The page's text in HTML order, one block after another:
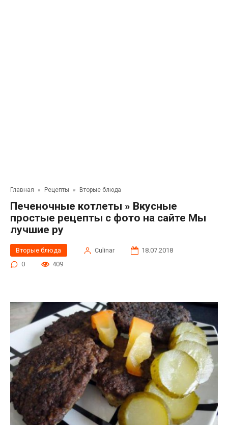
Главная » Рецепты » Вторые блюда
Печеночные котлеты » Вкусные
простые рецепты с фото на сайте Мы
лучшие ру
Вторые блюда Сulinar
18.07.2018
0
409